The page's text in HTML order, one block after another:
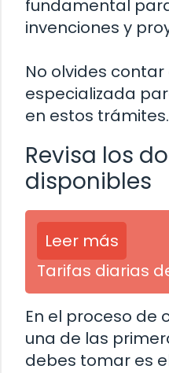
fundamental
invenciones y
No olvides
especializada
en estos trámites.
Revisa los
disponibles
Leer más
Tarifas diarias
En el proceso de
una de las
debes tomar es